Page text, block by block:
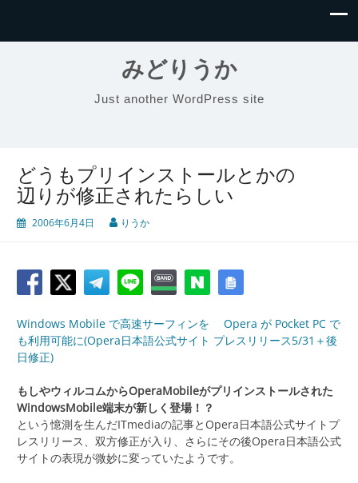
みどりうか
Just another WordPress site
どうもプリインストールとかの
辺りが修正されたらしい
2006年6月4日 りうか
Windows Mobile で高速サーフィンを Opera が Pocket PC で
も利用可能に(Opera日本語公式サイト プレスリリース5/31＋後
日修正)
もしやウィルコムからOperaMobileがプリインストールされた
WindowsMobile端末が新しく登場！？
という憶測を生んだITmediaの記事とOpera日本語公式サイトプ
レスリリース、双方修正が入り、さらにその後Opera日本語公式
サイトの表現が微妙に変っていたようです。